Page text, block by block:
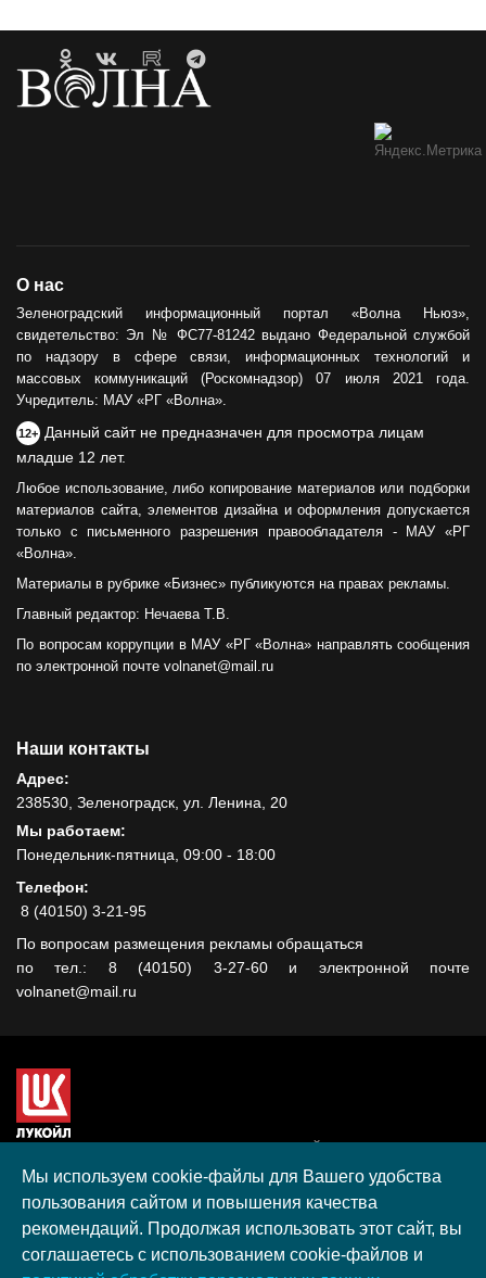
О нас
Зеленоградский информационный портал «Волна Ньюз»,
свидетельство: Эл № ФС77-81242 выдано Федеральной службой
по надзору в сфере связи, информационных технологий и
массовых коммуникаций (Роскомнадзор) 07 июля 2021 года.
Учредитель: МАУ «РГ «Волна».
12+ Данный сайт не предназначен для просмотра лицам
младше 12 лет.
Любое использование, либо копирование материалов или подборки
материалов сайта, элементов дизайна и оформления допускается
только с письменного разрешения правообладателя - МАУ «РГ
«Волна».
Материалы в рубрике «Бизнес» публикуются на правах рекламы.
Главный редактор: Нечаева Т.В.
По вопросам коррупции в МАУ «РГ «Волна» направлять сообщения
по электронной почте volnanet@mail.ru
Наши контакты
Адрес:
238530, Зеленоградск, ул. Ленина, 20
Мы работаем:
Понедельник-пятница, 09:00 - 18:00
Телефон:
8 (40150) 3-21-95
По вопросам размещения рекламы обращаться
по тел.: 8 (40150) 3-27-60 и электронной почте
volnanet@mail.ru
гранта, полученного в рамках XIII Конкурса социальных и
культурных проектов ПАО "ЛУКОЙЛ" на территории
Калининградской области в 2020 году
Согласие на обработку персональных данных
Разработка, поддержка и продвижение S-Media group
Мы используем cookie-файлы для Вашего удобства
пользования сайтом и повышения качества
рекомендаций. Продолжая использовать этот сайт, вы
соглашаетесь с использованием cookie-файлов и